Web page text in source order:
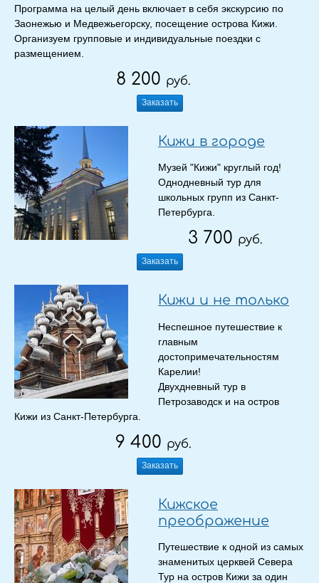
Программа на целый день включает в себя экскурсию по
Заонежью и Медвежьегорску, посещение острова Кижи.
Организуем групповые и индивидуальные поездки с
размещением.
8 200 руб.
Заказать
Кижи в городе
Музей "Кижи" круглый год!
Однодневный тур для
школьных групп из Санкт-
Петербурга.
3 700 руб.
Заказать
Кижи и не только
Неспешное путешествие к
главным
достопримечательностям
Карелии!
Двухдневный тур в
Петрозаводск и на остров
Кижи из Санкт-Петербурга.
9 400 руб.
Заказать
Кижское
преображение
Путешествие к одной из самых
знаменитых церквей Севера
Тур на остров Кижи за один